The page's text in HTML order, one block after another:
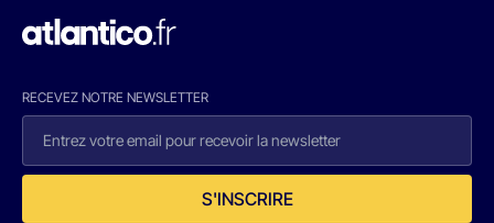
RECEVEZ NOTRE NEWSLETTER
S'INSCRIRE